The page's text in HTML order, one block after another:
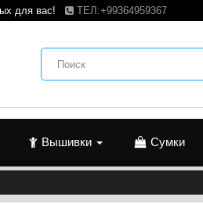
для вас! ТЕЛ:+99364959367
Вышивки Сумки